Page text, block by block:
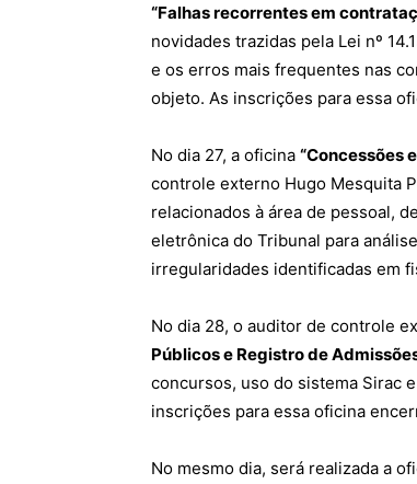
“Falhas recorrentes em
novidades trazidas pela Lei nº
e os erros mais frequentes nas
objeto. As inscrições para essa
No dia 27, a oficina “Concessões
controle externo Hugo Mesquita
relacionados à área de pessoal,
eletrônica do Tribunal para
irregularidades identificadas em
No dia 28, o auditor de controle
Públicos e Registro de
concursos, uso do sistema Sirac
inscrições para essa oficina
No mesmo dia, será realizada a